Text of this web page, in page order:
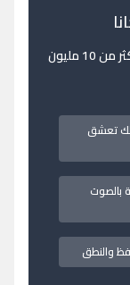
مع البرنامج العربي الاشهر على الاطلاق وبأكثر من 10 مليون
تعشق
بالصوت